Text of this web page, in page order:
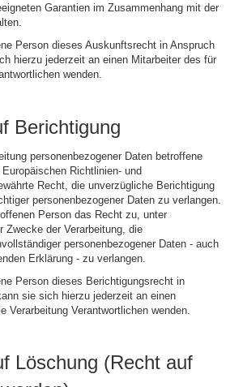
Garantien im Zusammenhang mit der
Person dieses Auskunftsrecht in Anspruch
hierzu jederzeit an einen Mitarbeiter des für
wenden.
Berichtigung
personenbezogener Daten betroffene
Richtlinien- und
Recht, die unverzügliche Berichtigung
personenbezogener Daten zu verlangen.
Person das Recht zu, unter
Zwecke der Verarbeitung, die
personenbezogener Daten - auch
Erklärung - zu verlangen.
Person dieses Berichtigungsrecht in
sie sich hierzu jederzeit an einen
Verarbeitung Verantwortlichen wenden.
Löschung (Recht auf